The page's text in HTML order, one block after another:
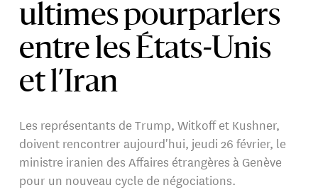
ultimes pourparlers
entre les États-Unis
et l’Iran
Les représentants de Trump, Witkoff et Kushner,
doivent rencontrer aujourd'hui, jeudi 26 février, le
ministre iranien des Affaires étrangères à Genève
pour un nouveau cycle de négociations.